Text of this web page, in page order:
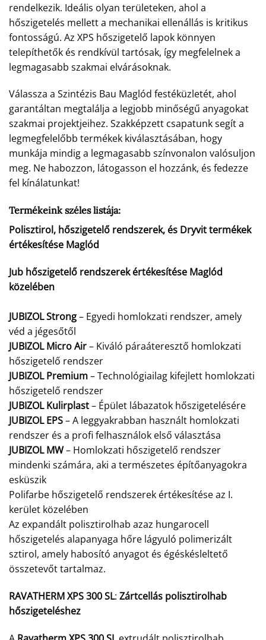
rendelkezik. Ideális olyan területeken, ahol a
hőszigetelés mellett a mechanikai ellenállás is kritikus
fontosságú. Az XPS hőszigetelő lapok könnyen
telepíthetők és rendkívül tartósak, így megfelelnek a
legmagasabb szakmai elvárásoknak.
Válassza a Szintézis Bau Maglód festéküzletét, ahol
garantáltan megtalálja a legjobb minőségű anyagokat
szakmai projektjeihez. Szakképzett csapatunk segít a
legmegfelelőbb termékek kiválasztásában, hogy
munkája mindig a legmagasabb színvonalon valósuljon
meg. Ne habozzon, látogasson el hozzánk, és fedezze
fel kínálatunkat!
Termékeink széles listája:
Polisztirol, hőszigetelő rendszerek, és Dryvit termékek
értékesítése Maglód
Jub hőszigetelő rendszerek értékesítése Maglód
közelében
JUBIZOL Strong– Egyedi homlokzati rendszer, amely
véd a jégesőtől
JUBIZOL Micro Air– Kiváló páraáteresztő homlokzati
hőszigetelő rendszer
JUBIZOL Premium– Technológiailag kifejlett homlokzati
hőszigetelő rendszer
JUBIZOL Kulirplast– Épület lábazatok hőszigetelésére
JUBIZOL EPS– A leggyakrabban használt homlokzati
rendszer és a profi felhasználok első választása
JUBIZOL MW– Homlokzati hőszigetelő rendszer
mindenki számára, aki a természetes építőanyagokra
esküszik
Polifarbe hőszigetelő rendszerek értékesítése az I.
kerület közelében
Az expandált polisztirolhab azaz hungarocell
hőszigetelés alapanyaga hőre lágyuló polimerizált
sztirol, amely habosító anyagot és égéskésleltető
összetevőt tartalmaz.
RAVATHERM XPS 300 SL: Zártcellás polisztirolhab
hőszigeteléshez